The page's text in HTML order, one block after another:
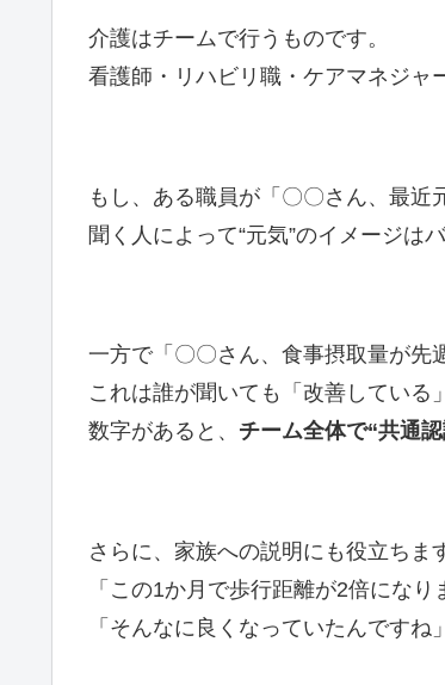
介護はチームで行うものです。
看護師・リハビリ職・ケアマネジ
もし、ある職員が「〇〇さん、最近
聞く人によって“元気”のイメージは
一方で「〇〇さん、食事摂取量が先
これは誰が聞いても「改善している
数字があると、 チーム全体で“共通
さらに、家族への説明にも役立ちま
「この1か月で歩行距離が2倍になり
「そんなに良くなっていたんですね